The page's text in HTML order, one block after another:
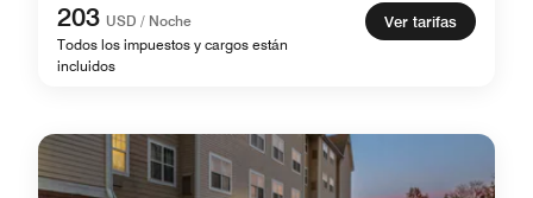
203 USD / Noche
Todos los impuestos y cargos están
incluidos
Ver tarifas